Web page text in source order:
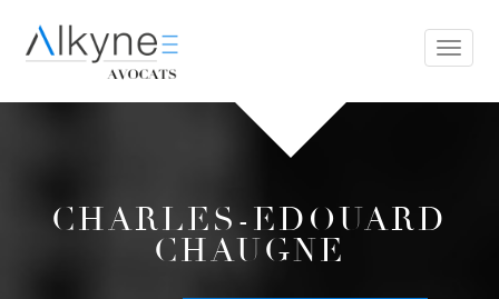
CHARLES-EDOUARD
CHAUGNE